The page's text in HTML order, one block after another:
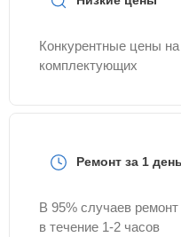
Конкурентные цены
комплектующих
Ремонт за 1 день
В 95% случаев
в течение 1-2 часов